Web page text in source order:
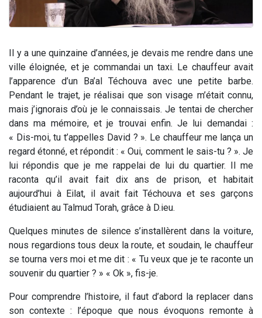
Il y a une quinzaine d’années, je devais me rendre dans une
ville éloignée, et je commandai un taxi. Le chauffeur avait
l’apparence d’un Ba’al Téchouva avec une petite barbe.
Pendant le trajet, je réalisai que son visage m’était connu,
mais j’ignorais d’où je le connaissais. Je tentai de chercher
dans ma mémoire, et je trouvai enfin. Je lui demandai :
« Dis-moi, tu t’appelles David ? ». Le chauffeur me lança un
regard étonné, et répondit : « Oui, comment le sais-tu ? ». Je
lui répondis que je me rappelai de lui du quartier. Il me
raconta qu’il avait fait dix ans de prison, et habitait
aujourd’hui à Eilat, il avait fait Téchouva et ses garçons
étudiaient au Talmud Torah, grâce à D.ieu.
Quelques minutes de silence s’installèrent dans la voiture,
nous regardions tous deux la route, et soudain, le chauffeur
se tourna vers moi et me dit : « Tu veux que je te raconte un
souvenir du quartier ? » « Ok », fis-je.
Pour comprendre l’histoire, il faut d’abord la replacer dans
son contexte : l’époque que nous évoquons remonte à